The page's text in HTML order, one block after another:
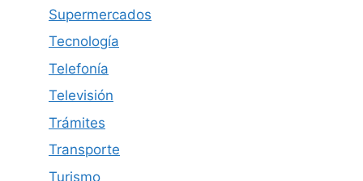
Supermercados
Tecnología
Telefonía
Televisión
Trámites
Transporte
Turismo